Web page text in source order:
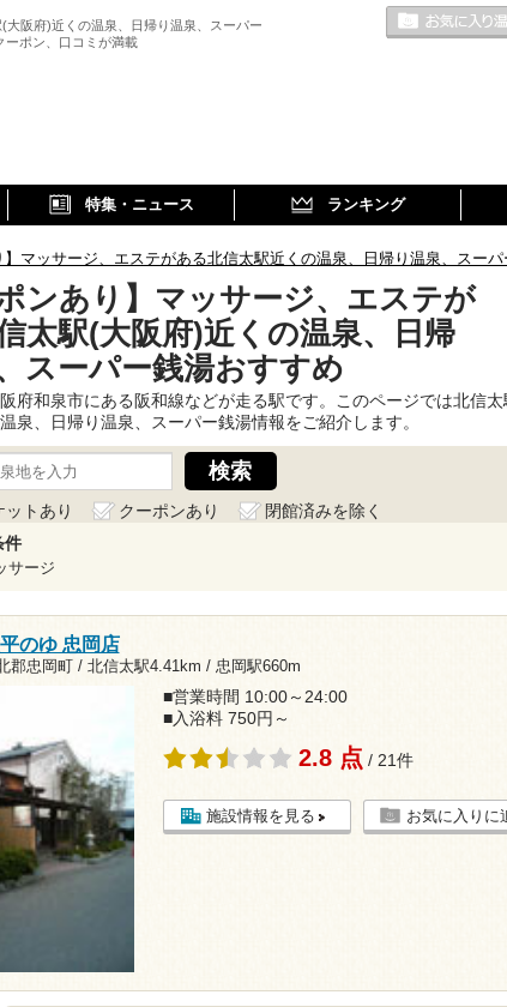
大阪府)近くの温泉、日帰り温泉、スーパー
ーポン、口コミが満載
特集・ニュース ランキング
】マッサージ、エステがある北信太駅近くの温泉、日帰り温泉、スー
ポンあり】マッサージ、エステが
太駅(大阪府)近くの温泉、日帰
スーパー銭湯おすすめ
府和泉市にある阪和線などが走る駅です。このページでは北信
泉、日帰り温泉、スーパー銭湯情報をご紹介します。
ットあり クーポンあり
閉館済みを除く
件
サージ
のゆ 忠岡店
郡忠岡町 / 北信太駅4.41km / 忠岡駅660m
■営業時間 10:00～24:00
■入浴料 750円～
2.8 点 / 21件
施設情報を見る お気に入りに